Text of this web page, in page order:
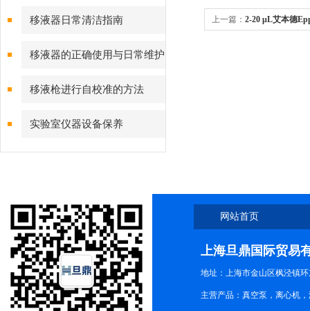
移液器日常清洁指南
移液器的正确使用与日常维护
注意事项
移液枪进行自校准的方法
实验室仪器设备保养
上一篇： 2-20 μL艾本德
网站首页
上海旦鼎国际贸易
地址：上海市金山区枫泾镇
主营产品：真空泵，离心机